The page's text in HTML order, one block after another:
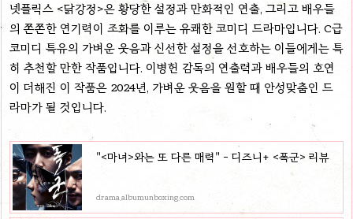
넷플릭스 <닭강정>은 황당한 설정과 만화적인 연출, 그리고 배우들
의 쫀쫀한 연기력이 조화를 이루는 유쾌한 코미디 드라마입니다. C급
코미디 특유의 가벼운 웃음과 신선한 설정을 선호하는 이들에게는 특
히 추천할 만한 작품입니다. 이병헌 감독의 연출력과 배우들의 호연
이 더해진 이 작품은 2024년, 가벼운 웃음을 원할 때 안성맞춤인 드
라마가 될 것입니다.
"<마녀>와는 또 다른 매력" - 디즈니+ <폭군> 리뷰
drama.albumunboxing.com